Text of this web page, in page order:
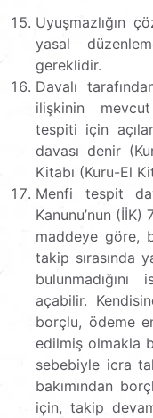
Uyuşmazlığın
yasal
gereklidir.
Davalı
ilişkinin
tespiti için
davası denir
Kitabı (Kuru-El
Menfi tespit
Kanunu’nun
maddeye göre,
takip sırasında
açabilir.
borçlu, ödeme
edilmiş olmakla
sebebiyle icra
bakımından
için, takip